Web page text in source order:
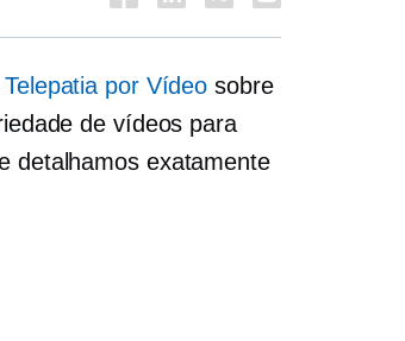
Telepatia por Vídeo sobre
de vídeos para
detalhamos exatamente